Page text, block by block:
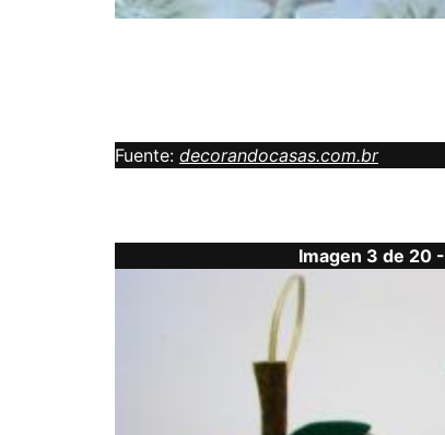
Fuente: decorandocasas.com.br
Imagen 3 de 20 -